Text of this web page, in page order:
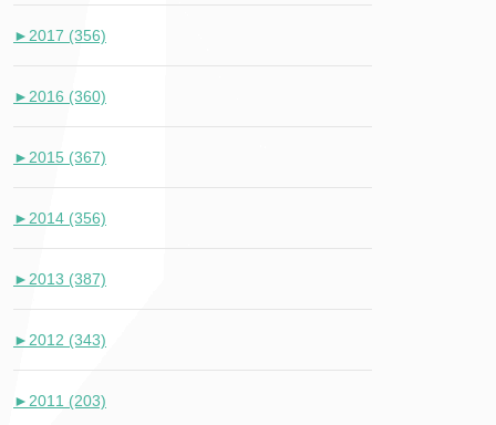
► 2017 (356)
► 2016 (360)
► 2015 (367)
► 2014 (356)
► 2013 (387)
► 2012 (343)
► 2011 (203)